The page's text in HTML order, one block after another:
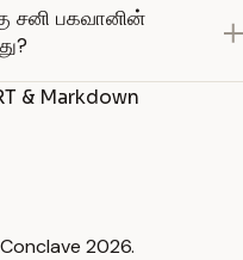
சனி பகவானின்
& Markdown
2026.